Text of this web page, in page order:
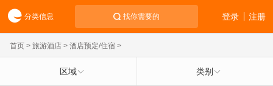
分类信息 找你需要的 注册
登录
首页 > 旅游酒店 > 酒店预定/住宿 >
区域 类别